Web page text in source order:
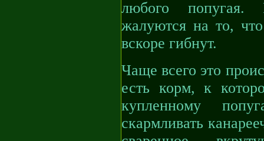
любого попугая.
жалуются на то,
вскоре гибнут.
Чаще всего это
есть корм, к
купленному
скармливать